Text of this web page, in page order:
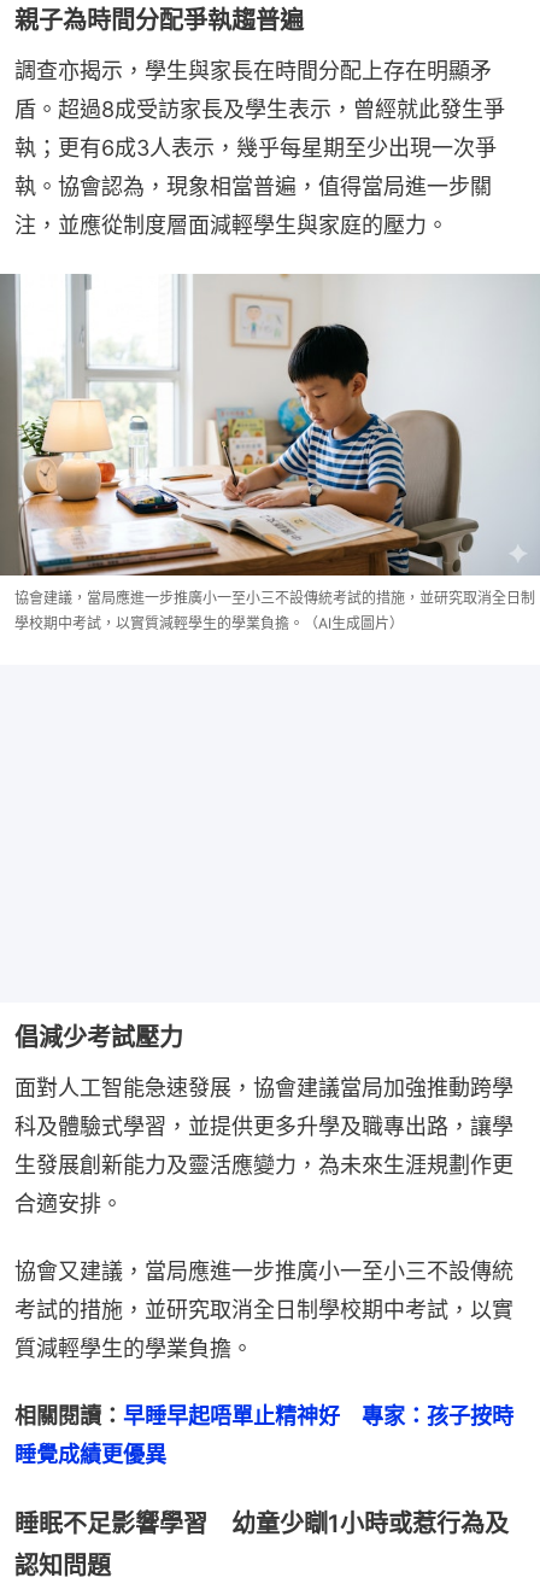
親子為時間分配爭執趨普遍
調查亦揭示，學生與家長在時間分配上存在明顯矛
盾。超過8成受訪家長及學生表示，曾經就此發生爭
執；更有6成3人表示，幾乎每星期至少出現一次爭
執。協會認為，現象相當普遍，值得當局進一步關
注，並應從制度層面減輕學生與家庭的壓力。
協會建議，當局應進一步推廣小一至小三不設傳統考試的措施，並研究取消全日制
學校期中考試，以實質減輕學生的學業負擔。（AI生成圖片）
倡減少考試壓力
面對人工智能急速發展，協會建議當局加強推動跨學
科及體驗式學習，並提供更多升學及職專出路，讓學
生發展創新能力及靈活應變力，為未來生涯規劃作更
合適安排。
協會又建議，當局應進一步推廣小一至小三不設傳統
考試的措施，並研究取消全日制學校期中考試，以實
質減輕學生的學業負擔。
相關閱讀： 早睡早起唔單止精神好　專家：孩子按時
睡覺成績更優異
睡眠不足影響學習 幼童少瞓1小時或惹行為及
認知問題